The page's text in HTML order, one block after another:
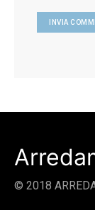
© 2018